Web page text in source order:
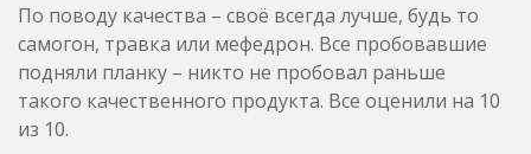
По поводу качества – своё всегда лучше, будь то
самогон, травка или мефедрон. Все пробовавшие
подняли планку – никто не пробовал раньше
такого качественного продукта. Все оценили на 10
из 10.